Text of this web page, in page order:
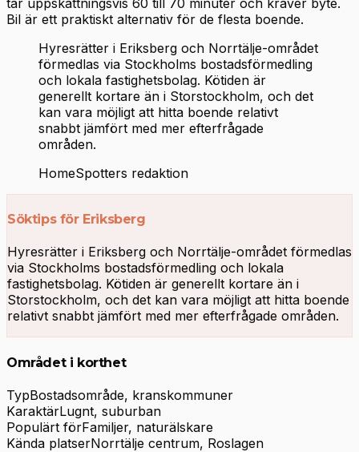
Bil är ett praktiskt alternativ för de flesta boende.
Hyresrätter i Eriksberg och Norrtälje-området
förmedlas via Stockholms bostadsförmedling
och lokala fastighetsbolag. Kötiden är
generellt kortare än i Storstockholm, och det
kan vara möjligt att hitta boende relativt
snabbt jämfört med mer efterfrågade
områden.
HomeSpotters redaktion
Söktips för Eriksberg
Hyresrätter i Eriksberg och Norrtälje-området förmedlas
via Stockholms bostadsförmedling och lokala
fastighetsbolag. Kötiden är generellt kortare än i
Storstockholm, och det kan vara möjligt att hitta boende
relativt snabbt jämfört med mer efterfrågade områden.
Området i korthet
TypBostadsområde, kranskommuner
KaraktärLugnt, suburban
Populärt förFamiljer, naturälskare
Kända platserNorrtälje centrum, Roslagen